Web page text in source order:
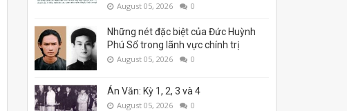
August 05, 2026 0
Những nét đặc biệt của Đức Huỳnh
Phú Sổ trong lãnh vực chính trị
August 05, 2026 0
Án Văn: Kỳ 1, 2, 3 và 4
August 05, 2026 0